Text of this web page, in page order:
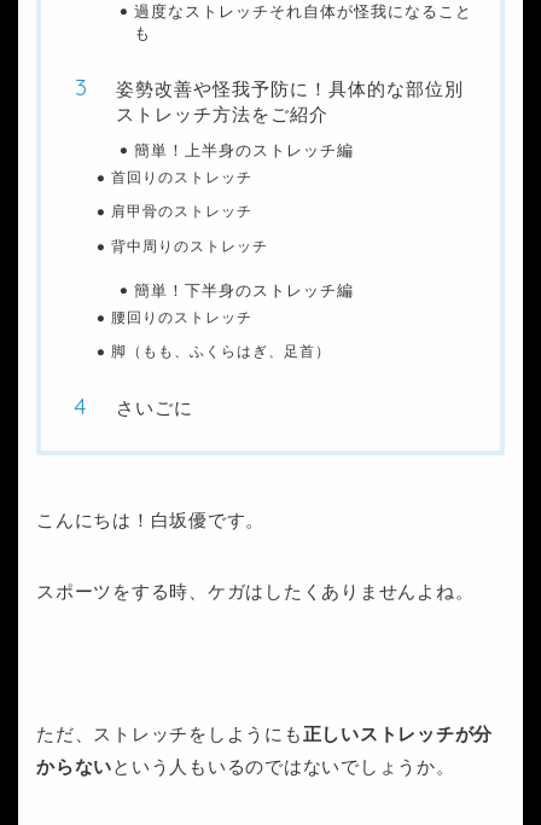
過度なストレッチそれ自体が怪我になること
も
姿勢改善や怪我予防に！具体的な部位別
ストレッチ方法をご紹介
簡単！上半身のストレッチ編
首回りのストレッチ
肩甲骨のストレッチ
背中周りのストレッチ
簡単！下半身のストレッチ編
腰回りのストレッチ
脚（もも、ふくらはぎ、足首）
さいごに
こんにちは！白坂優です。
スポーツをする時、ケガはしたくありませんよね。
ただ、ストレッチをしようにも正しいストレッチが分
からないという人もいるのではないでしょうか。